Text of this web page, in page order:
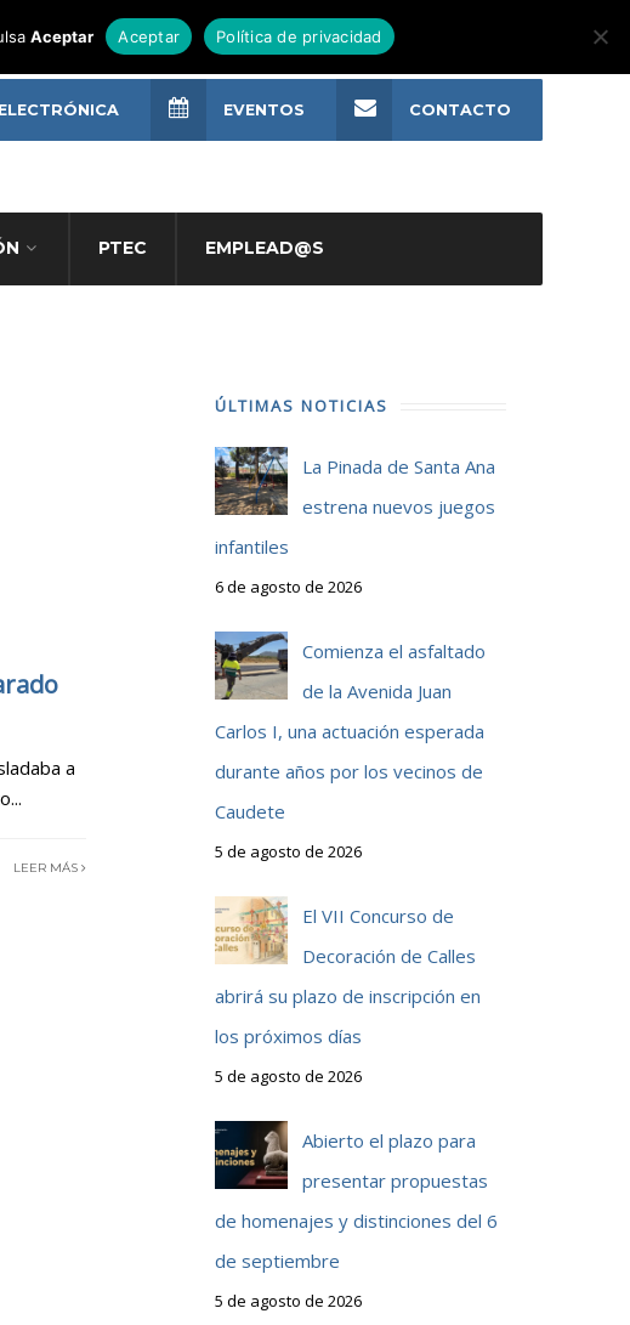
PTEC EMPLEAD@S
EVENTOS CONTACTO
a
...
LEER MÁS
ÚLTIMAS NOTICIAS
La Pinada de Santa Ana
estrena nuevos juegos
infantiles
6 de agosto de 2026
Comienza el asfaltado
de la Avenida Juan
Carlos I, una actuación esperada
durante años por los vecinos de
Caudete
5 de agosto de 2026
El VII Concurso de
Decoración de Calles
abrirá su plazo de inscripción en
los próximos días
5 de agosto de 2026
Abierto el plazo para
presentar propuestas
de homenajes y distinciones del 6
de septiembre
5 de agosto de 2026
Aceptar Aceptar Política de privacidad